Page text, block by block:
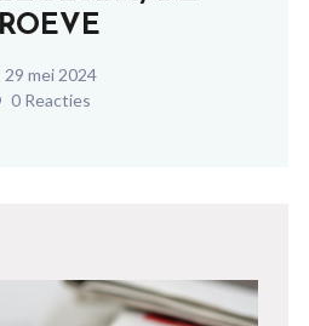
29 mei 2024
0 Reacties